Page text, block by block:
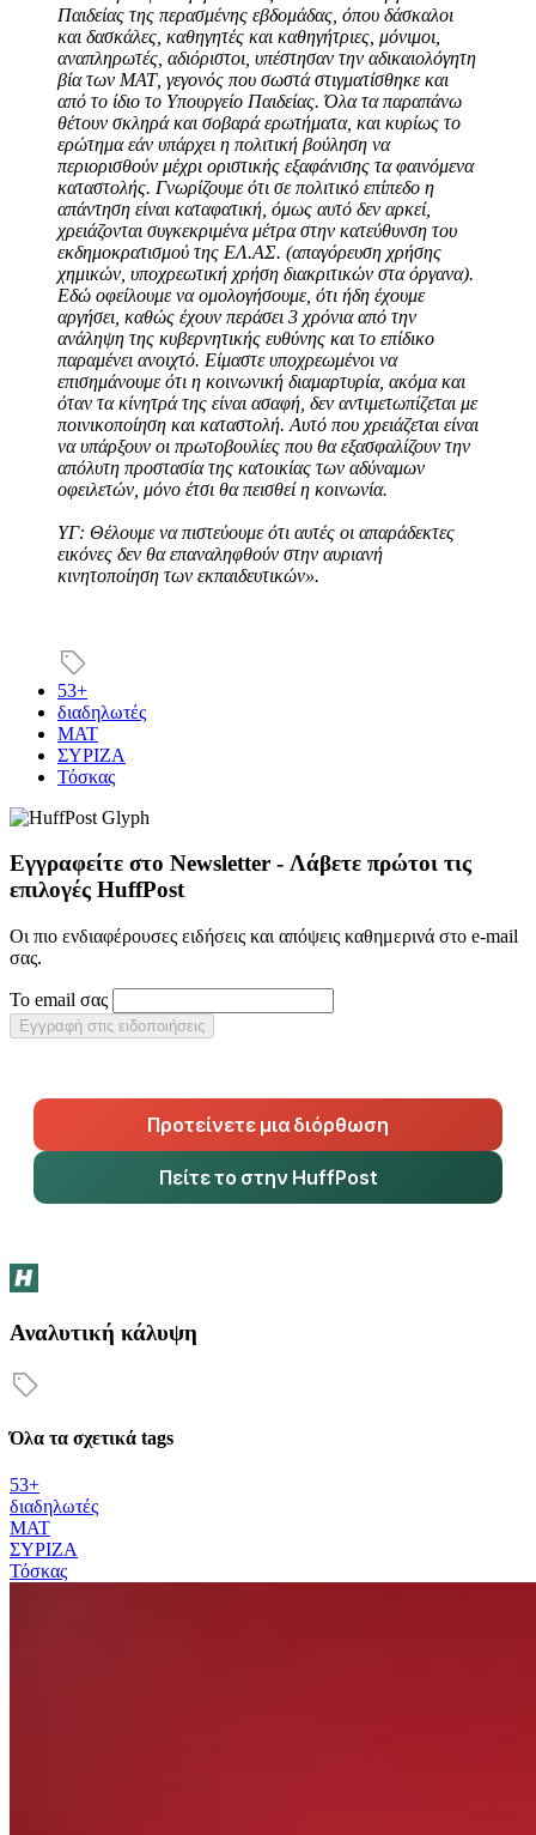
Παιδείας της περασμένης εβδομάδας, όπου δάσκαλοι
και δασκάλες, καθηγητές και καθηγήτριες, μόνιμοι,
αναπληρωτές, αδιόριστοι, υπέστησαν την αδικαιολόγητη
βία των ΜΑΤ, γεγονός που σωστά στιγματίσθηκε και
από το ίδιο το Υπουργείο Παιδείας. Όλα τα παραπάνω
θέτουν σκληρά και σοβαρά ερωτήματα, και κυρίως το
ερώτημα εάν υπάρχει η πολιτική βούληση να
περιορισθούν μέχρι οριστικής εξαφάνισης τα φαινόμενα
καταστολής. Γνωρίζουμε ότι σε πολιτικό επίπεδο η
απάντηση είναι καταφατική, όμως αυτό δεν αρκεί,
χρειάζονται συγκεκριμένα μέτρα στην κατεύθυνση του
εκδημοκρατισμού της ΕΛ.ΑΣ. (απαγόρευση χρήσης
χημικών, υποχρεωτική χρήση διακριτικών στα όργανα).
Εδώ οφείλουμε να ομολογήσουμε, ότι ήδη έχουμε
αργήσει, καθώς έχουν περάσει 3 χρόνια από την
ανάληψη της κυβερνητικής ευθύνης και το επίδικο
παραμένει ανοιχτό. Είμαστε υποχρεωμένοι να
επισημάνουμε ότι η κοινωνική διαμαρτυρία, ακόμα και
όταν τα κίνητρά της είναι ασαφή, δεν αντιμετωπίζεται με
ποινικοποίηση και καταστολή. Αυτό που χρειάζεται είναι
να υπάρξουν οι πρωτοβουλίες που θα εξασφαλίζουν την
απόλυτη προστασία της κατοικίας των αδύναμων
οφειλετών, μόνο έτσι θα πεισθεί η κοινωνία.
ΥΓ: Θέλουμε να πιστεύουμε ότι αυτές οι απαράδεκτες
εικόνες δεν θα επαναληφθούν στην αυριανή
κινητοποίηση των εκπαιδευτικών».
53+
διαδηλωτές
ΜΑΤ
ΣΥΡΙΖΑ
Τόσκας
Εγγραφείτε στο Newsletter - Λάβετε πρώτοι τις
επιλογές HuffPost
Οι πιο ενδιαφέρουσες ειδήσεις και απόψεις καθημερινά στο e-mail
σας.
Το email σας
Εγγραφή στις ειδοποιήσεις
Προτείνετε μια διόρθωση
Πείτε το στην HuffPost
Αναλυτική κάλυψη
Όλα τα σχετικά tags
53+
διαδηλωτές
ΜΑΤ
ΣΥΡΙΖΑ
Τόσκας